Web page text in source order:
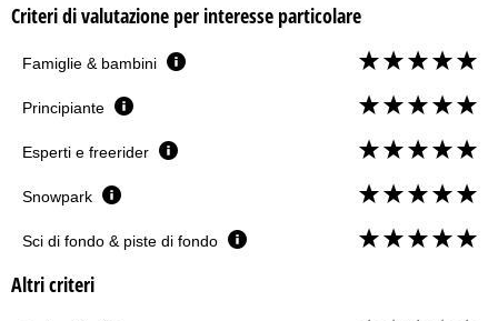
Criteri di valutazione per interesse particolare
Famiglie & bambini
Principiante
Esperti e freerider
Snowpark
Sci di fondo & piste di fondo
Altri criteri